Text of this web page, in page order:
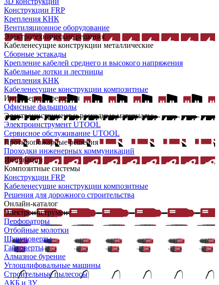
Конструкции FRP
Крепления КНК
Вентиляционное оборудование
Электротехнические решения
Кабеленесущие конструкции металлические
Сборные эстакады
Крепление кабелей среднего и высокого напряжения
Кабельные лотки и лестницы
Крепления КНК
Кабеленесущие конструкции композитные
Интерьерные решения
Офисные фальшполы
Электроинструмент и расходные материалы
Электроинструмент UTOOL
Сервисное обслуживание UTOOL
Противопожарные решения
Проходки инженерных коммуникаций
Инновации
Композитные системы
Конструкции FRP
Кабеленесущие конструкции композитные
Решения для дорожного строительства
Онлайн-каталог
Электроинструмент
Перфораторы
Отбойные молотки
Шуруповерты
Гайковерты
Алмазное бурение
Углошлифовальные машины
Строительные пылесосы
АКБ и ЗУ